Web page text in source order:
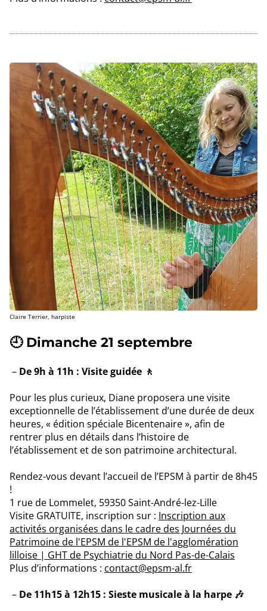
Claire Terrier, harpiste
🕘 Dimanche 21 septembre
De 9h à 11h : Visite guidée 🚶
Pour les plus curieux, Diane proposera une visite
exceptionnelle de l’établissement d’une durée de deux
heures, « édition spéciale Bicentenaire », afin de
rentrer plus en détails dans l’histoire de
l’établissement et de son patrimoine architectural.
Rendez-vous devant l’accueil de l’EPSM à partir de 8h45
!
1 rue de Lommelet, 59350 Saint-André-lez-Lille
Visite GRATUITE, inscription sur : Inscription aux
activités organisées dans le cadre des Journées du
Patrimoine de l'EPSM de l'EPSM de l'agglomération
lilloise | GHT de Psychiatrie du Nord Pas-de-Calais
Plus d’informations : contact@epsm-al.fr
De 11h15 à 12h15 : Sieste musicale à la harpe 🎶